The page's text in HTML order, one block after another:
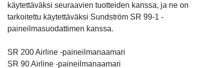
käytettäväksi seuraavien tuotteiden kanssa, ja ne on
tarkoitettu käytettäväksi Sundström SR 99-1 -
paineilmasuodattimen kanssa.
SR 200 Airline -paineilmanaamari
SR 90 Airline -paineilmanaamari